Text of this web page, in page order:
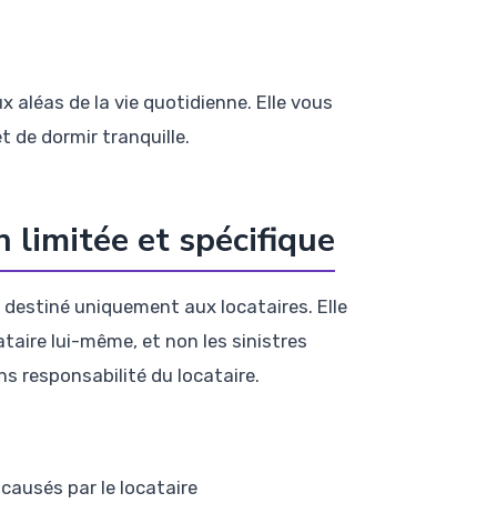
de la vie quotidienne. Elle vous
de dormir tranquille.
limitée et spécifique
uniquement aux locataires. Elle
lui-même, et non les sinistres
responsabilité du locataire.
par le locataire